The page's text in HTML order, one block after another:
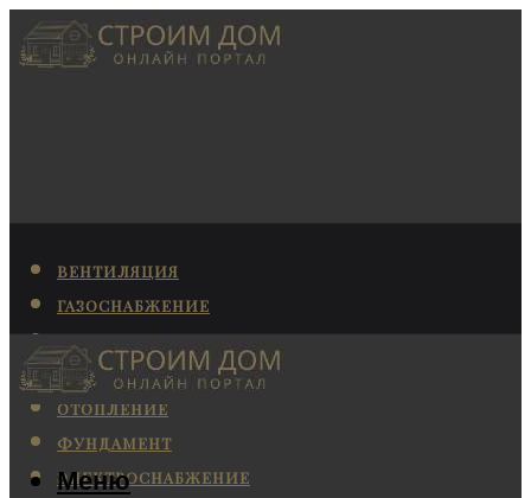
ВЕНТИЛЯЦИЯ
ГАЗОСНАБЖЕНИЕ
КАНАЛИЗАЦИЯ
КОНДИЦИОНИРОВАНИЕ
ОТОПЛЕНИЕ
ФУНДАМЕНТ
ЭЛЕКТРОСНАБЖЕНИЕ
Меню